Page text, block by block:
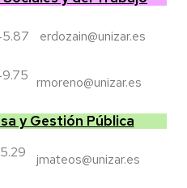
erdozain@unizar.es
rmoreno@unizar.es
y Gestión Pública
jmateos@unizar.es